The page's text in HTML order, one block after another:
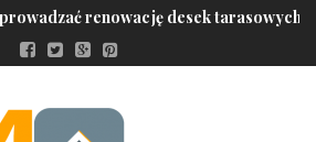
renowację desek tarasowych?